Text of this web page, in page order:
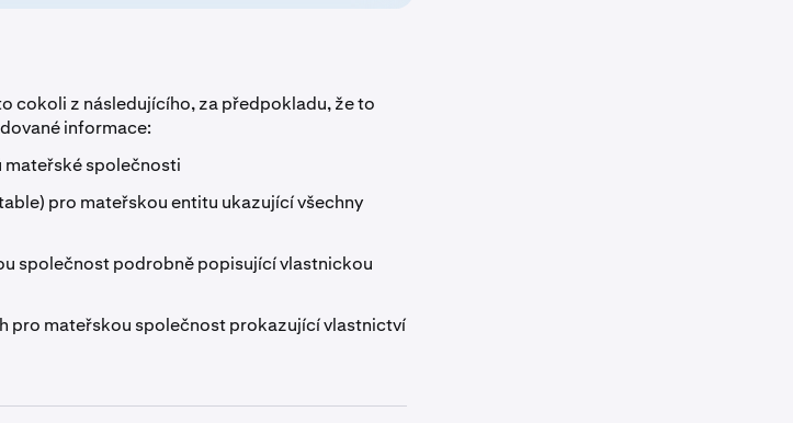
cokoli z následujícího, za předpokladu, že to
informace:
mateřské společnosti
pro mateřskou entitu ukazující všechny
společnost podrobně popisující vlastnickou
pro mateřskou společnost prokazující vlastnictví